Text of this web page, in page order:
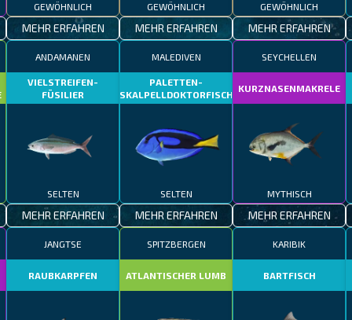
GEWÖHNLICH
MEHR ERFAHREN
GEWÖHNLICH
MEHR ERFAHREN
GEWÖHNLICH
MEHR ERFAHREN
ANDAMANEN
VIELSTREIFEN-
FÜSILIER
SELTEN
MEHR ERFAHREN
MALEDIVEN
PALETTEN-
SKALPELLDOKTORFISCH
SELTEN
MEHR ERFAHREN
SEYCHELLEN
KURZNASENMAKRELE
MYTHISCH
MEHR ERFAHREN
JANGTSE
RAUBKARPFEN
SPITZBERGEN
ATLANTISCHER LUMB
KARIBIK
BARTFISCH